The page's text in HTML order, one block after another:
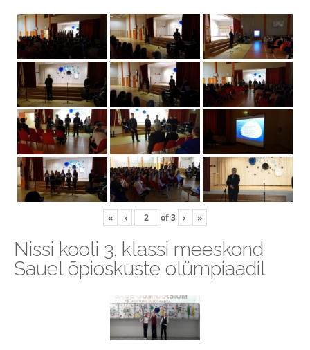
« ‹ of3 › »
Nissi kooli 3. klassi meeskond
Sauel õpioskuste olümpiaadil